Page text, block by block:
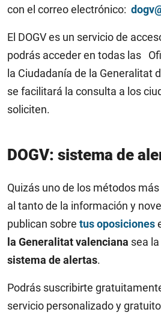
con el correo electrónico:
El DOGV es un servicio de
podrás acceder en todas las
la Ciudadanía de la Generalitat
se facilitará la consulta a los
soliciten.
DOGV: sistema de
Quizás uno de los métodos
al tanto de la información y
publican sobre tus oposiciones
la Generalitat valenciana sea
sistema de alertas.
Podrás suscribirte
servicio personalizado y